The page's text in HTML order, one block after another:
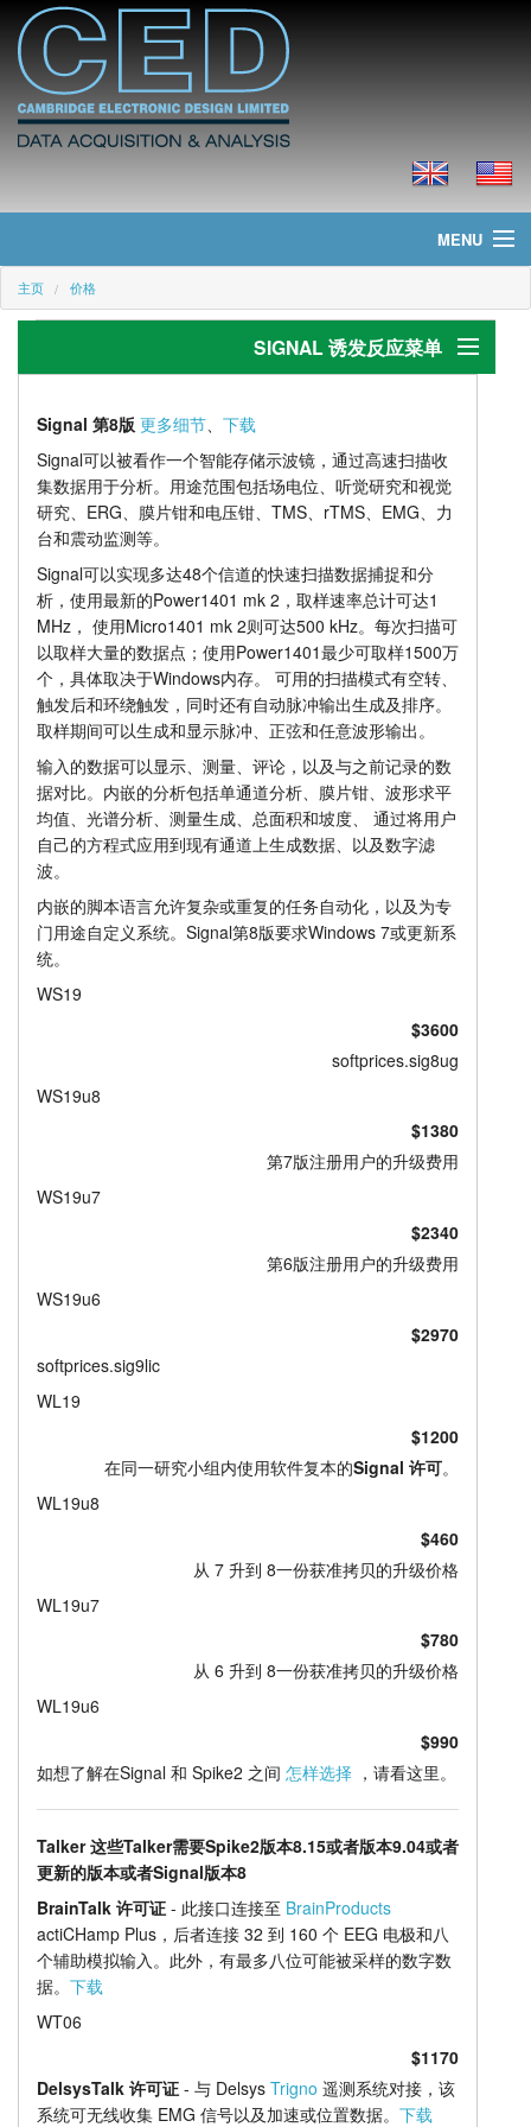
MENU
主页
价格
下载
教程
支持
经销商
主页 价格
SIGNAL 诱发反应菜单
TMS带有磁刺激
Signal 第8版 更多细节、 下载
Signal可以被看作一个智能存储示波镜，通过高速扫描收
集数据用于分析。用途范围包括场电位、听觉研究和视觉
研究、ERG、膜片钳和电压钳、TMS、rTMS、EMG、力
台和震动监测等。
Signal可以实现多达48个信道的快速扫描数据捕捉和分
析，使用最新的Power1401 mk 2，取样速率总计可达1
MHz， 使用Micro1401 mk 2则可达500 kHz。每次扫描可
以取样大量的数据点；使用Power1401最少可取样1500万
个，具体取决于Windows内存。 可用的扫描模式有空转、
触发后和环绕触发，同时还有自动脉冲输出生成及排序。
取样期间可以生成和显示脉冲、正弦和任意波形输出。
输入的数据可以显示、测量、评论，以及与之前记录的数
据对比。内嵌的分析包括单通道分析、膜片钳、波形求平
均值、光谱分析、测量生成、总面积和坡度、 通过将用户
自己的方程式应用到现有通道上生成数据、以及数字滤
波。
内嵌的脚本语言允许复杂或重复的任务自动化，以及为专
门用途自定义系统。Signal第8版要求Windows 7或更新系
统。
WS19
$3600
softprices.sig8ug
WS19u8
$1380
第7版注册用户的升级费用
WS19u7
$2340
第6版注册用户的升级费用
WS19u6
$2970
softprices.sig9lic
WL19
$1200
在同一研究小组内使用软件复本的Signal 许可。
WL19u8
$460
从 7 升到 8一份获准拷贝的升级价格
WL19u7
$780
从 6 升到 8一份获准拷贝的升级价格
WL19u6
$990
如想了解在Signal 和 Spike2 之间 怎样选择，请看这里。
Talker 这些Talker需要Spike2版本8.15或者版本9.04或者
更新的版本或者Signal版本8
BrainTalk 许可证- 此接口连接至 BrainProducts
actiCHamp Plus，后者连接 32 到 160 个 EEG 电极和八
个辅助模拟输入。此外，有最多八位可能被采样的数字数
据。 下载
WT06
$1170
DelsysTalk 许可证- 与 Delsys Trigno 遥测系统对接，该
系统可无线收集 EMG 信号以及加速或位置数据。 下载